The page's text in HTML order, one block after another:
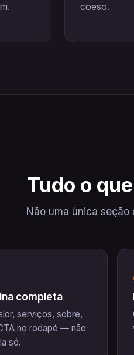
coeso.
Tudo o
Não uma única
completa
serviços, sobre,
no rodapé — não
só.